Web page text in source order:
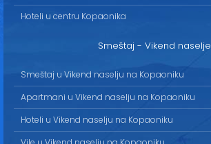
Hoteli u centru Kopaonika
Smeštaj - Vikend naselje
Smeštaj u Vikend naselju na Kopaoniku
Apartmani u Vikend naselju na Kopaoniku
Hoteli u Vikend naselju na Kopaoniku